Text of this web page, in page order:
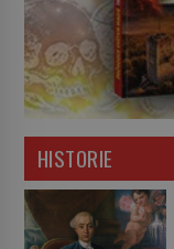
HISTORIE